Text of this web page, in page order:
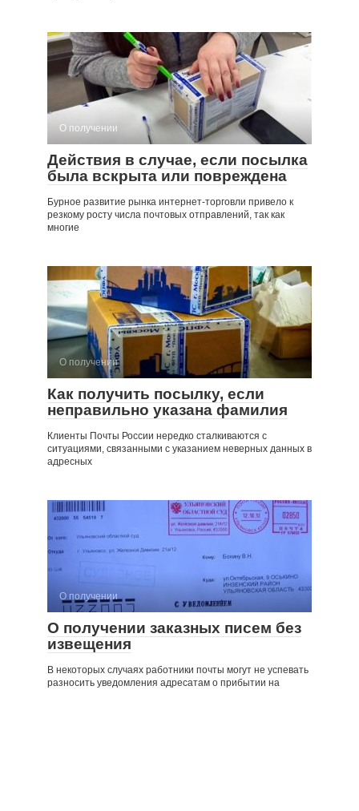
О получении
Действия в случае, если посылка
была вскрыта или повреждена
Бурное развитие рынка интернет-торговли привело к
резкому росту числа почтовых отправлений, так как
многие
О получении
Как получить посылку, если
неправильно указана фамилия
Клиенты Почты России нередко сталкиваются с
ситуациями, связанными с указанием неверных данных в
адресных
О получении
О получении заказных писем без
извещения
В некоторых случаях работники почты могут не успевать
разносить уведомления адресатам о прибытии на